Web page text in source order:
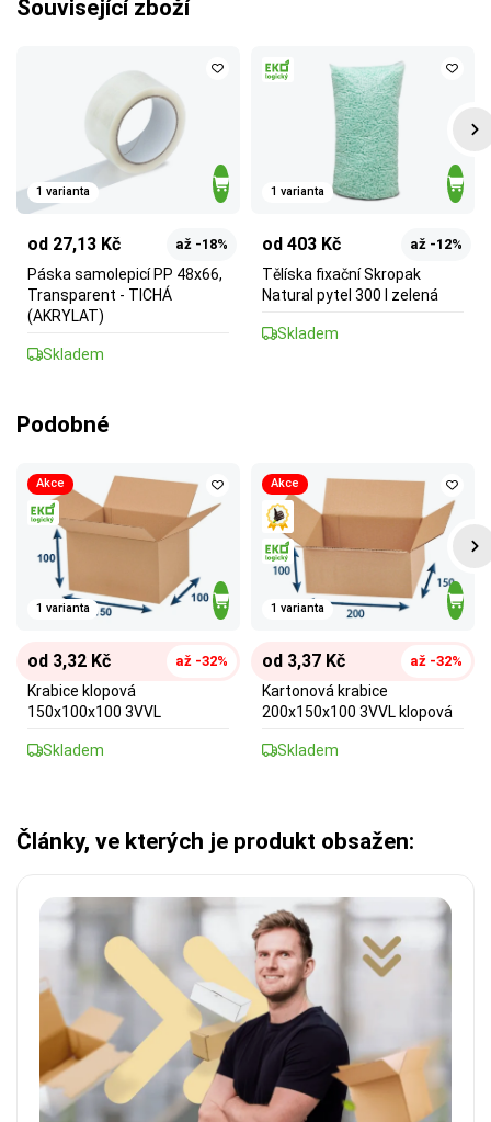
Související zboží
1 varianta
od 27,13 Kč až -18%
Páska samolepicí PP 48x66,
Transparent - TICHÁ
(AKRYLAT)
Skladem
1 varianta
od 403 Kč až -12%
Tělíska fixační Skropak
Natural pytel 300 l zelená
Skladem
Podobné
Akce
1 varianta
od 3,32 Kč až -32%
Krabice klopová
150x100x100 3VVL
Skladem
Akce
1 varianta
od 3,37 Kč až -32%
Kartonová krabice
200x150x100 3VVL klopová
Skladem
Články, ve kterých je produkt obsažen: